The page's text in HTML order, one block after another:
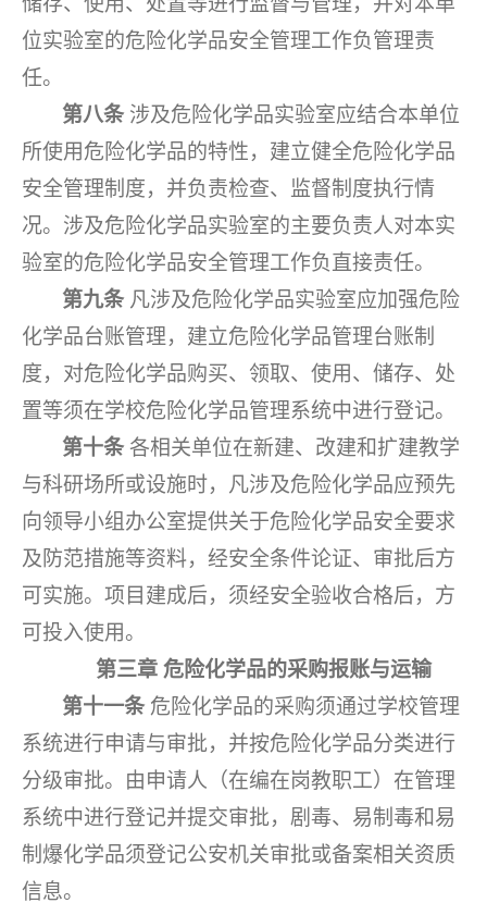
位实验室的危险化学品安全管理工作负管理责
任。
第八条 涉及危险化学品实验室应结合本单位
所使用危险化学品的特性，建立健全危险化学品
安全管理制度，并负责检查、监督制度执行情
况。涉及危险化学品实验室的主要负责人对本实
验室的危险化学品安全管理工作负直接责任。
第九条 凡涉及危险化学品实验室应加强危险
化学品台账管理，建立危险化学品管理台账制
度，对危险化学品购买、领取、使用、储存、处
置等须在学校危险化学品管理系统中进行登记。
第十条 各相关单位在新建、改建和扩建教学
与科研场所或设施时，凡涉及危险化学品应预先
向领导小组办公室提供关于危险化学品安全要求
及防范措施等资料，经安全条件论证、审批后方
可实施。项目建成后，须经安全验收合格后，方
可投入使用。
第三章 危险化学品的采购报账与运输
第十一条 危险化学品的采购须通过学校管理
系统进行申请与审批，并按危险化学品分类进行
分级审批。由申请人（在编在岗教职工）在管理
系统中进行登记并提交审批，剧毒、易制毒和易
制爆化学品须登记公安机关审批或备案相关资质
信息。